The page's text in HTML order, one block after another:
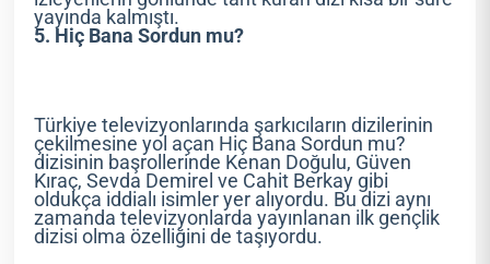
yayında kalmıştı.
5. Hiç Bana Sordun mu?
Türkiye televizyonlarında şarkıcıların dizilerinin
çekilmesine yol açan Hiç Bana Sordun mu?
dizisinin başrollerinde Kenan Doğulu, Güven
Kıraç, Sevda Demirel ve Cahit Berkay gibi
oldukça iddialı isimler yer alıyordu. Bu dizi aynı
zamanda televizyonlarda yayınlanan ilk gençlik
dizisi olma özelliğini de taşıyordu.